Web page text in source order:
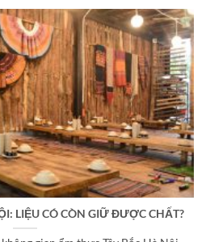
LIỆU CÓ CÒN GIỮ ĐƯỢC CHẤT?